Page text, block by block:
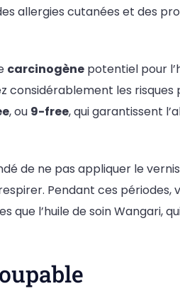
allergies cutanées et des
carcinogène potentiel pour
considérablement les
, ou 9-free, qui garantissent
de ne pas appliquer le
Pendant ces périodes,
que l’huile de soin Wangari,